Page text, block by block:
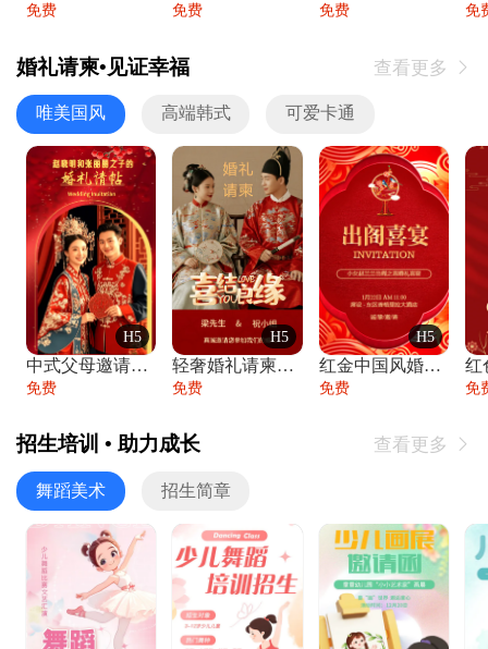
免费 免费 免费 免
婚礼请柬•见证幸福 查看更多 
唯美国风 高端韩式 可爱卡通
H5
中式父母邀请函婚礼结婚请柬请贴父母邀请方
免费
H5
轻奢婚礼请柬婚礼邀请函结婚照请帖
免费
H5
红金中国风婚礼请柬出阁喜宴嫁女请帖出阁宴
免费 免
招生培训 • 助力成长 查看更多 
舞蹈美术 招生简章